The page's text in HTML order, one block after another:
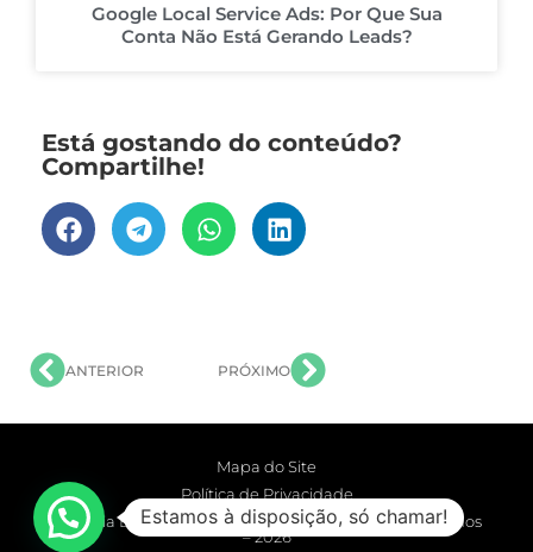
Google Local Service Ads: Por Que Sua
Conta Não Está Gerando Leads?
Está gostando do conteúdo?
Compartilhe!
ANTERIOR PRÓXIMO
Mapa do Site
Política de Privacidade
Agência Extensão Digital © Todos os Direitos Reservados
– 2026
Estamos à disposição, só chamar!